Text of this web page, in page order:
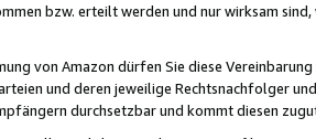
bzw. erteilt werden und nur wirksam
von Amazon dürfen Sie diese
und deren jeweilige Rechtsnachfolger
durchsetzbar und kommt diesen